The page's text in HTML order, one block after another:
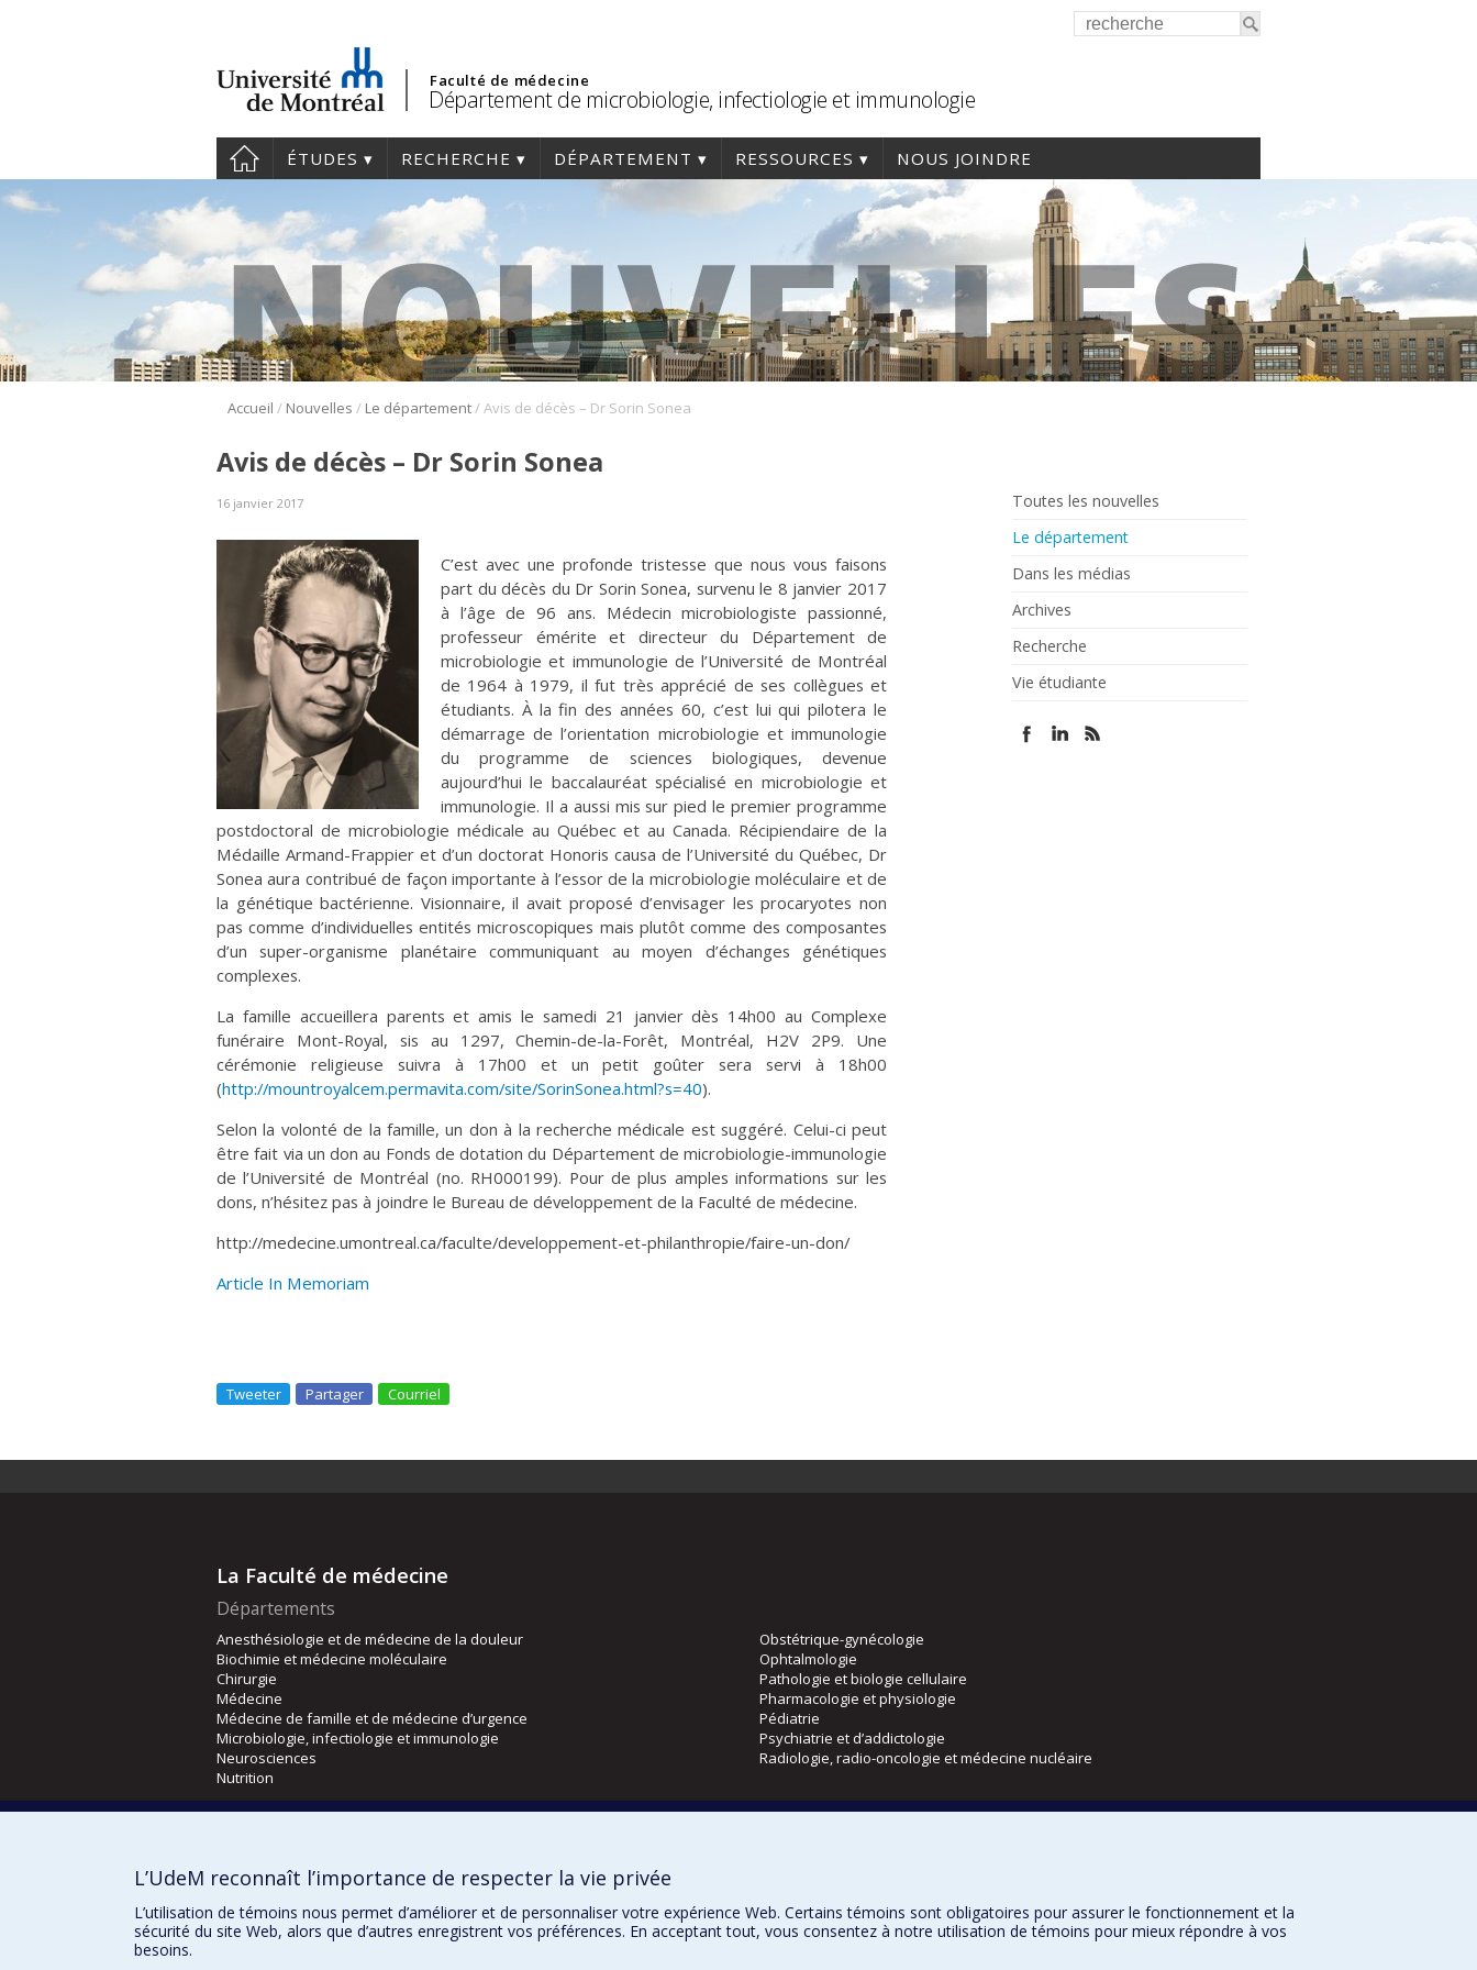
Faculté de médecine
Département de microbiologie, infectiologie et immunologie
ÉTUDES RECHERCHE DÉPARTEMENT RESSOURCES NOUS JOINDRE
Accueil / Nouvelles / Le département/Avis de décès – Dr Sorin Sonea
Toutes les nouvelles
Le département
Dans les médias
Archives
Recherche
Vie étudiante
Avis de décès – Dr Sorin Sonea
16 janvier 2017
C’est avec une profonde tristesse que nous vous faisons
part du décès du Dr Sorin Sonea, survenu le 8 janvier 2017
à l’âge de 96 ans. Médecin microbiologiste passionné,
professeur émérite et directeur du Département de
microbiologie et immunologie de l’Université de Montréal
de 1964 à 1979, il fut très apprécié de ses collègues et
étudiants. À la fin des années 60, c’est lui qui pilotera le
démarrage de l’orientation microbiologie et immunologie
du programme de sciences biologiques, devenue
aujourd’hui le baccalauréat spécialisé en microbiologie et
immunologie. Il a aussi mis sur pied le premier programme
postdoctoral de microbiologie médicale au Québec et au Canada. Récipiendaire de la
Médaille Armand-Frappier et d’un doctorat Honoris causa de l’Université du Québec, Dr
Sonea aura contribué de façon importante à l’essor de la microbiologie moléculaire et de
la génétique bactérienne. Visionnaire, il avait proposé d’envisager les procaryotes non
pas comme d’individuelles entités microscopiques mais plutôt comme des composantes
d’un super-organisme planétaire communiquant au moyen d’échanges génétiques
complexes.
La famille accueillera parents et amis le samedi 21 janvier dès 14h00 au Complexe
funéraire Mont-Royal, sis au 1297, Chemin-de-la-Forêt, Montréal, H2V 2P9. Une
cérémonie religieuse suivra à 17h00 et un petit goûter sera servi à 18h00
(http://mountroyalcem.permavita.com/site/SorinSonea.html?s=40).
Selon la volonté de la famille, un don à la recherche médicale est suggéré. Celui-ci peut
être fait via un don au Fonds de dotation du Département de microbiologie-immunologie
de l’Université de Montréal (no. RH000199). Pour de plus amples informations sur les
dons, n’hésitez pas à joindre le Bureau de développement de la Faculté de médecine.
http://medecine.umontreal.ca/faculte/developpement-et-philanthropie/faire-un-don/
Article In Memoriam
Tweeter Partager Courriel
La Faculté de médecine
Départements
Anesthésiologie et de médecine de la douleur
Biochimie et médecine moléculaire
Chirurgie
Médecine
Médecine de famille et de médecine d’urgence
Microbiologie, infectiologie et immunologie
Neurosciences
Nutrition
Obstétrique-gynécologie
Ophtalmologie
Pathologie et biologie cellulaire
Pharmacologie et physiologie
Pédiatrie
Psychiatrie et d’addictologie
Radiologie, radio-oncologie et médecine nucléaire
Orthophonie et audiologie
L’UdeM reconnaît l’importance de respecter la vie privée
L’utilisation de témoins nous permet d’améliorer et de personnaliser votre expérience Web. Certains témoins sont obligatoires pour assurer le fonctionnement et la
sécurité du site Web, alors que d’autres enregistrent vos préférences. En acceptant tout, vous consentez à notre utilisation de témoins pour mieux répondre à vos
besoins.